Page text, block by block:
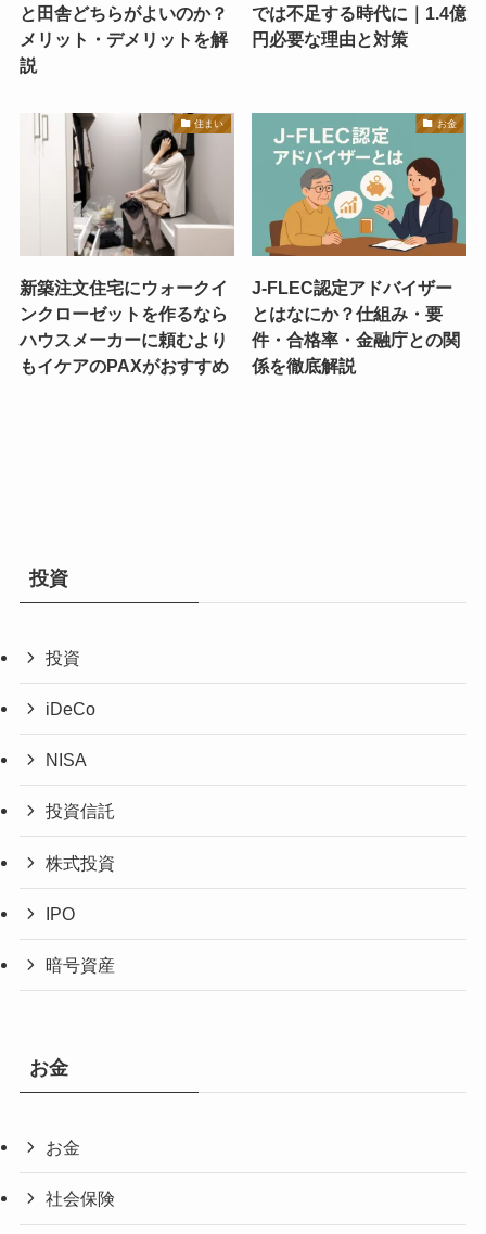
と田舎どちらがよいのか？
メリット・デメリットを解
説
では不足する時代に｜1.4億
円必要な理由と対策
住まい
新築注文住宅にウォークイ
ンクローゼットを作るなら
ハウスメーカーに頼むより
もイケアのPAXがおすすめ
お金
J-FLEC認定アドバイザー
とはなにか？仕組み・要
件・合格率・金融庁との関
係を徹底解説
投資
投資
iDeCo
NISA
投資信託
株式投資
IPO
暗号資産
お金
お金
社会保険